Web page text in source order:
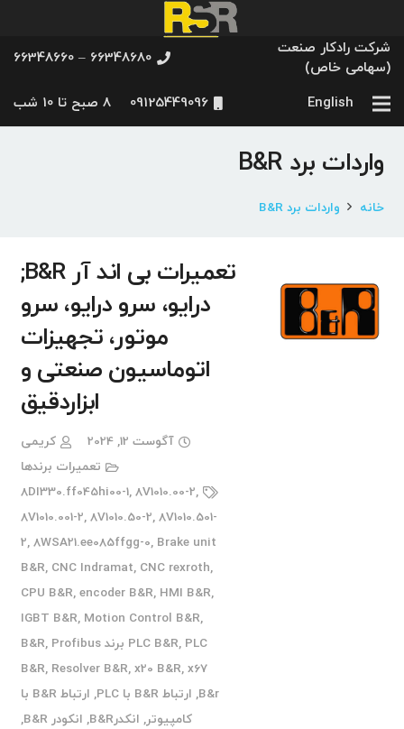
شرکت رادکار صنعت
(سهامی خاص)
66348680 – 66348660
English
09125449096 8 صبح تا 10 شب
واردات برد B&R
خانه واردات برد B&R
تعمیرات بی اند آر B&R;
درایو، سرو درایو، سرو
موتور، تجهیزات
اتوماسیون صنعتی و
ابزاردقیق
آگوست 12, 2024
کریمی
تعمیرات برندها
8DI330.ff045hi00-1, 8V1010.00-2,
8V1010.001-2, 8V1010.50-2, 8V1010.501-
2, 8WSA21.ee085ffgg-0, Brake unit
B&R, CNC Indramat, CNC rexroth,
CPU B&R, encoder B&R, HMI B&R,
IGBT B&R, Motion Control B&R,
PLC B&R, PLC برند B&R , Profibus
B&R, Resolver B&R, x20 B&R, x67
B&r
, ارتباط B&R با PLC ,
ارتباط B&R با
کامپیوتر, انکدرB&R , انکودر B&R
,